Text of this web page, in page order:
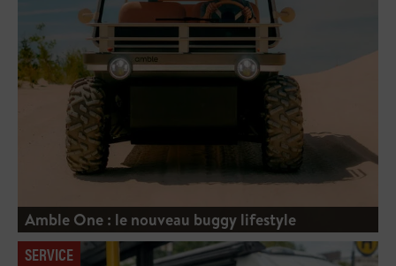
Amble One : le nouveau buggy lifestyle
SERVICE